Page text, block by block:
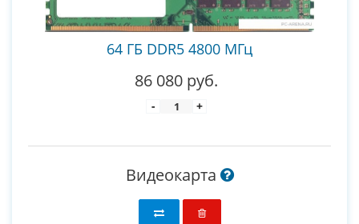
64 ГБ DDR5 4800 МГц
86 080 руб.
- +
Видеокарта